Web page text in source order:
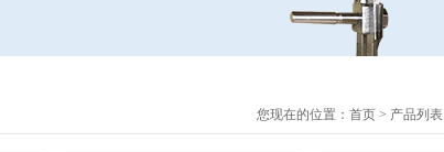
您现在的位置： 首页 > 产品列表